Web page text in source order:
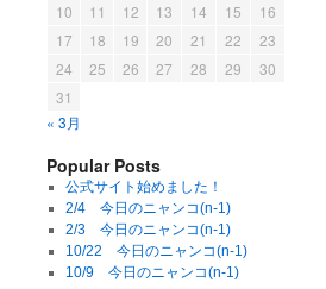
« 3月
10
11 12 13 14 15
16
17
18 19 20 21 22
23
24
25 26 27 28 29
30
31
Popular Posts
公式サイト始めました！
2/4 今日のニャンコ(n-1)
2/3 今日のニャンコ(n-1)
10/22 今日のニャンコ(n-1)
10/9 今日のニャンコ(n-1)